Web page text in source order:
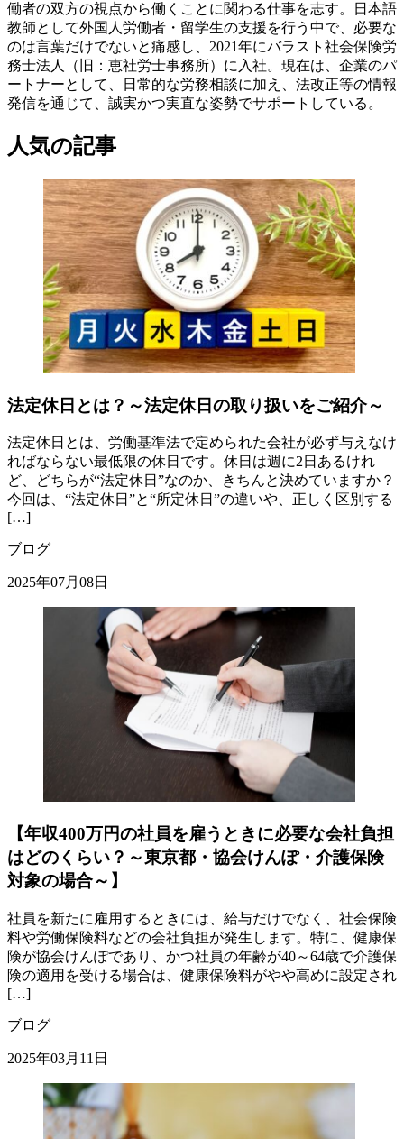
働者の双方の視点から働くことに関わる仕事を志す。日本語
教師として外国人労働者・留学生の支援を行う中で、必要な
のは言葉だけでないと痛感し、2021年にバラスト社会保険労
務士法人（旧：恵社労士事務所）に入社。現在は、企業のパ
ートナーとして、日常的な労務相談に加え、法改正等の情報
発信を通じて、誠実かつ実直な姿勢でサポートしている。
人気の記事
法定休日とは？～法定休日の取り扱いをご紹介～
法定休日とは、労働基準法で定められた会社が必ず与えなけ
ればならない最低限の休日です。休日は週に2日あるけれ
ど、どちらが“法定休日”なのか、きちんと決めていますか？
今回は、“法定休日”と“所定休日”の違いや、正しく区別する
[…]
ブログ
2025年07月08日
【年収400万円の社員を雇うときに必要な会社負担
はどのくらい？～東京都・協会けんぽ・介護保険
対象の場合～】
社員を新たに雇用するときには、給与だけでなく、社会保険
料や労働保険料などの会社負担が発生します。特に、健康保
険が協会けんぽであり、かつ社員の年齢が40～64歳で介護保
険の適用を受ける場合は、健康保険料がやや高めに設定され
[…]
ブログ
2025年03月11日